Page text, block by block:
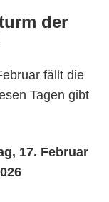
der
fällt die
Tagen gibt
17. Februar